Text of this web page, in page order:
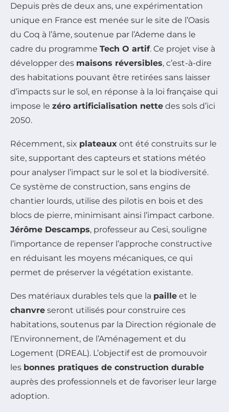
Depuis près de deux ans, une expérimentation
unique en France est menée sur le site de l’Oasis
du Coq à l’âme, soutenue par l’Ademe dans le
cadre du programme Tech O artif. Ce projet vise à
développer des maisons réversibles, c’est-à-dire
des habitations pouvant être retirées sans laisser
d’impacts sur le sol, en réponse à la loi française qui
impose le zéro artificialisation nette des sols d’ici
2050.
Récemment, six plateaux ont été construits sur le
site, supportant des capteurs et stations météo
pour analyser l’impact sur le sol et la biodiversité.
Ce système de construction, sans engins de
chantier lourds, utilise des pilotis en bois et des
blocs de pierre, minimisant ainsi l’impact carbone.
Jérôme Descamps, professeur au Cesi, souligne
l’importance de repenser l’approche constructive
en réduisant les moyens mécaniques, ce qui
permet de préserver la végétation existante.
Des matériaux durables tels que la paille et le
chanvre seront utilisés pour construire ces
habitations, soutenus par la Direction régionale de
l’Environnement, de l’Aménagement et du
Logement (DREAL). L’objectif est de promouvoir
les bonnes pratiques de construction durable
auprès des professionnels et de favoriser leur large
adoption.